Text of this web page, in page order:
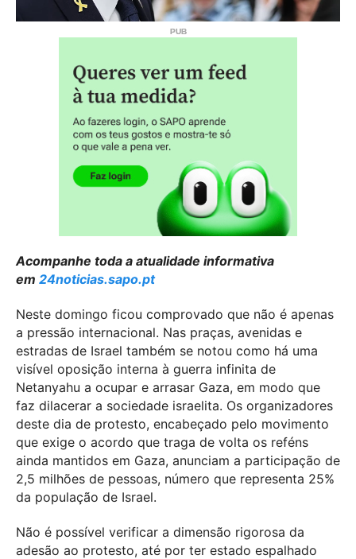
Acompanhe toda a atualidade informativa
em 24noticias.sapo.pt
Neste domingo ficou comprovado que não é apenas
a pressão internacional. Nas praças, avenidas e
estradas de Israel também se notou como há uma
visível oposição interna à guerra infinita de
Netanyahu a ocupar e arrasar Gaza, em modo que
faz dilacerar a sociedade israelita. Os organizadores
deste dia de protesto, encabeçado pelo movimento
que exige o acordo que traga de volta os reféns
ainda mantidos em Gaza, anunciam a participação de
2,5 milhões de pessoas, número que representa 25%
da população de Israel.
Não é possível verificar a dimensão rigorosa da
adesão ao protesto, até por ter estado espalhado